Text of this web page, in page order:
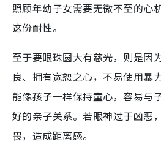
照顾年幼子女需要无微不至的心
这份耐性。
至于要眼珠圆大有慈光，则是因
良、拥有宽恕之心，不易使用暴
能像孩子一样保持童心，容易与
好的亲子关系。若眼神过于凶恶
畏，造成距离感。